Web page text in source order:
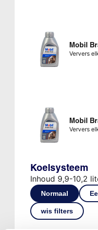
Mobil
Ververs
Mobil
Ververs
Koelsysteem
Inhoud 9,9-10,2
Normaal
wis filters